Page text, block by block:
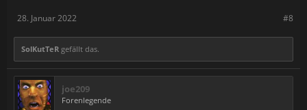
#8
28. Januar 2022
SolKutTeR gefällt das.
joe209
Forenlegende